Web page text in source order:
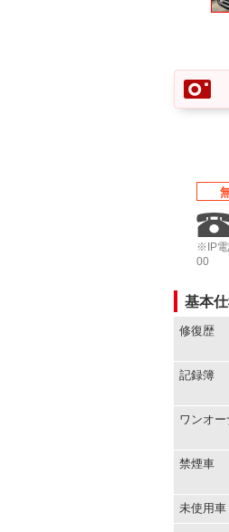
※IP電
00
基本
修復歴
記録簿
ワンオー
禁煙車
未使用車